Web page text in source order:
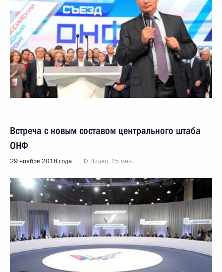
Встреча с новым составом центрального штаба
ОНФ
29 ноября 2018 года Видео, 15 мин.